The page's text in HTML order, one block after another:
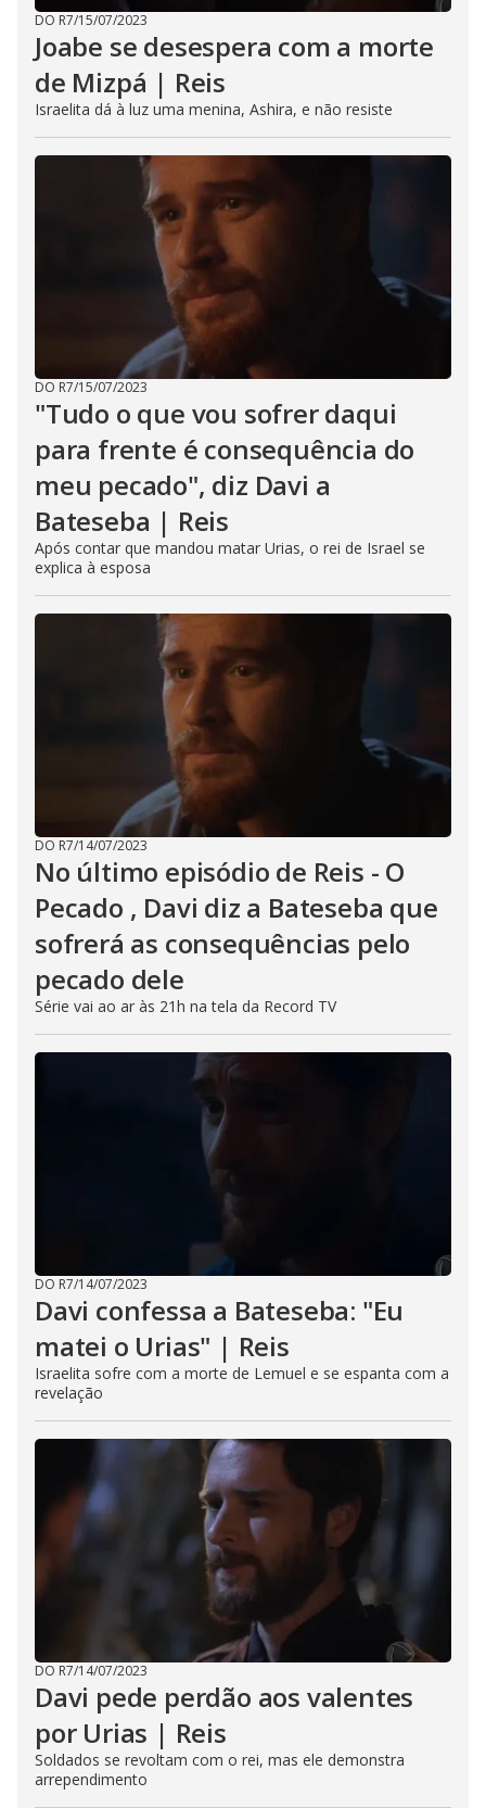
DO R7/15/07/2023
Joabe se desespera com a morte
de Mizpá | Reis
Israelita dá à luz uma menina, Ashira, e não resiste
DO R7/15/07/2023
"Tudo o que vou sofrer daqui
para frente é consequência do
meu pecado", diz Davi a
Bateseba | Reis
Após contar que mandou matar Urias, o rei de Israel se
explica à esposa
DO R7/14/07/2023
No último episódio de Reis - O
Pecado , Davi diz a Bateseba que
sofrerá as consequências pelo
pecado dele
Série vai ao ar às 21h na tela da Record TV
DO R7/14/07/2023
Davi confessa a Bateseba: "Eu
matei o Urias" | Reis
Israelita sofre com a morte de Lemuel e se espanta com a
revelação
DO R7/14/07/2023
Davi pede perdão aos valentes
por Urias | Reis
Soldados se revoltam com o rei, mas ele demonstra
arrependimento